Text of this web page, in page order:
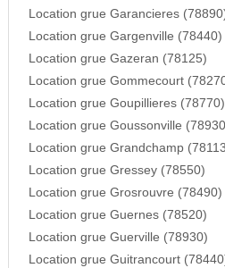
Location grue Garancieres
Location grue Gargenville (78440)
Location grue Gazeran (78125)
Location grue Gommecourt
Location grue Goupillieres (78770)
Location grue Goussonville
Location grue Grandchamp
Location grue Gressey (78550)
Location grue Grosrouvre (78490)
Location grue Guernes (78520)
Location grue Guerville (78930)
Location grue Guitrancourt